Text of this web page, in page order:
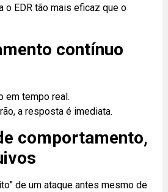
o EDR tão mais eficaz que o
contínuo
em tempo real.
a resposta é imediata.
comportamento,
de um ataque antes mesmo de